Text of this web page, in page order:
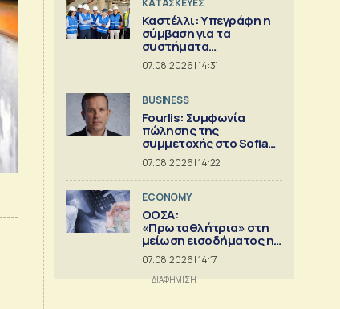
ΚΑΤΑΣΚΕΥΕΣ
Καστέλλι: Υπεγράφη η
σύμβαση για τα
συστήματα
αεροναυτιλίας
07.08.2026 | 14:31
BUSINESS
Fourlis: Συμφωνία
πώλησης της
συμμετοχής στο Sofia
South Ring MalI
07.08.2026 | 14:22
ECONOMY
ΟΟΣΑ:
«Πρωταθλήτρια» στη
μείωση εισοδήματος η
Ελλάδα
07.08.2026 | 14:17